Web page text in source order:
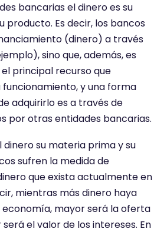
bancarias el dinero es su
producto. Es decir, los bancos
(dinero) a través
sino que, además, es
principal recurso que
y una forma
adquirirlo es a través de
por otras entidades bancarias.
dinero su materia prima y su
sufren la medida de
que exista actualmente en
mientras más dinero haya
mayor será la oferta
el valor de los intereses. En